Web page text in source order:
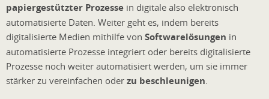
papiergestützter Prozesse in digitale also elektronisch
automatisierte Daten. Weiter geht es, indem bereits
digitalisierte Medien mithilfe von Softwarelösungen in
automatisierte Prozesse integriert oder bereits digitalisierte
Prozesse noch weiter automatisiert werden, um sie immer
stärker zu vereinfachen oder zu beschleunigen.